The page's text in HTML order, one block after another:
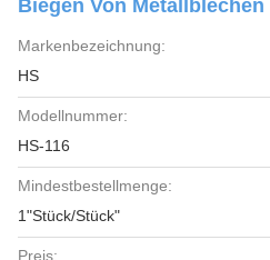
Biegen Von Metallblechen
Markenbezeichnung:
HS
Modellnummer:
HS-116
Mindestbestellmenge:
1"Stück/Stück"
Preis: